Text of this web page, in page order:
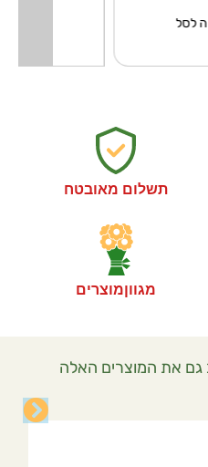
לסל
תשלום מאובטח
מגווןמוצרים
גם את המוצרים האלה